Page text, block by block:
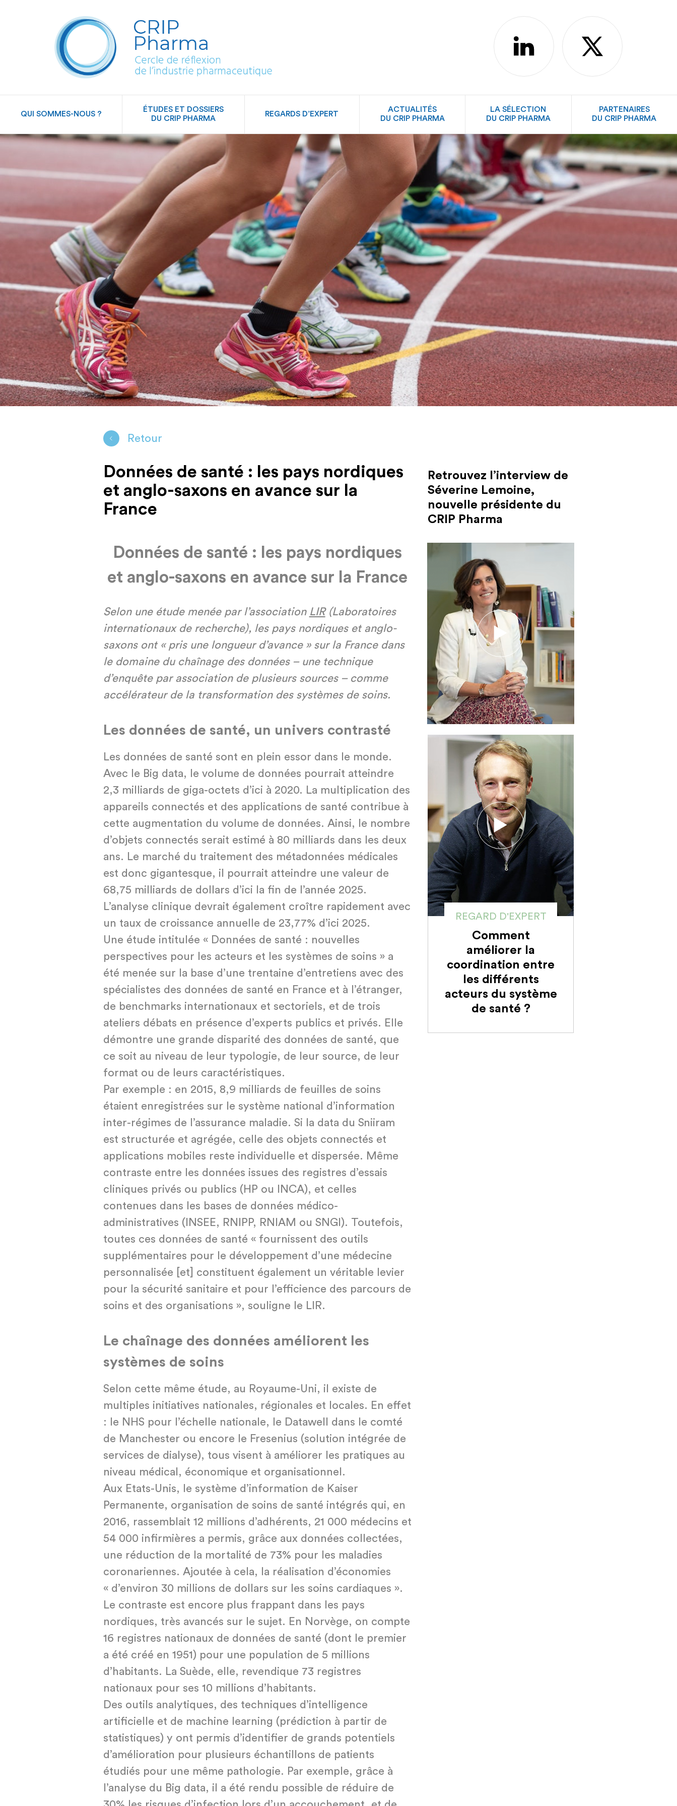
linkedin X
QUI SOMMES-NOUS ?
ÉTUDES ET DOSSIERS
DU CRIP PHARMA
REGARDS D’EXPERT
ACTUALITÉS
DU CRIP PHARMA
LA SÉLECTION
DU CRIP PHARMA
PARTENAIRES
DU CRIP PHARMA
Retour
Données de santé : les pays nordiques
et anglo-saxons en avance sur la
France
Données de santé : les pays nordiques
et anglo-saxons en avance sur la France
Selon une étude menée par l’association LIR(Laboratoires
internationaux de recherche), les pays nordiques et anglo-
saxons ont « pris une longueur d’avance » sur la France dans
le domaine du chaînage des données – une technique
d’enquête par association de plusieurs sources – comme
accélérateur de la transformation des systèmes de soins.
Les données de santé, un univers contrasté
Les données de santé sont en plein essor dans le monde.
Avec le Big data, le volume de données pourrait atteindre
2,3 milliards de giga-octets d’ici à 2020. La multiplication des
appareils connectés et des applications de santé contribue à
cette augmentation du volume de données. Ainsi, le nombre
d’objets connectés serait estimé à 80 milliards dans les deux
ans. Le marché du traitement des métadonnées médicales
est donc gigantesque, il pourrait atteindre une valeur de
68,75 milliards de dollars d’ici la fin de l’année 2025.
L’analyse clinique devrait également croître rapidement avec
un taux de croissance annuelle de 23,77% d’ici 2025.
Une étude intitulée « Données de santé : nouvelles
perspectives pour les acteurs et les systèmes de soins » a
été menée sur la base d’une trentaine d’entretiens avec des
spécialistes des données de santé en France et à l’étranger,
de benchmarks internationaux et sectoriels, et de trois
ateliers débats en présence d’experts publics et privés. Elle
démontre une grande disparité des données de santé, que
ce soit au niveau de leur typologie, de leur source, de leur
format ou de leurs caractéristiques.
Par exemple : en 2015, 8,9 milliards de feuilles de soins
étaient enregistrées sur le système national d’information
inter-régimes de l’assurance maladie. Si la data du Sniiram
est structurée et agrégée, celle des objets connectés et
applications mobiles reste individuelle et dispersée. Même
contraste entre les données issues des registres d’essais
cliniques privés ou publics (HP ou INCA), et celles
contenues dans les bases de données médico-
administratives (INSEE, RNIPP, RNIAM ou SNGI). Toutefois,
toutes ces données de santé « fournissent des outils
supplémentaires pour le développement d’une médecine
personnalisée [et] constituent également un véritable levier
pour la sécurité sanitaire et pour l’efficience des parcours de
soins et des organisations », souligne le LIR.
Le chaînage des données améliorent les
systèmes de soins
Selon cette même étude, au Royaume-Uni, il existe de
multiples initiatives nationales, régionales et locales. En effet
: le NHS pour l’échelle nationale, le Datawell dans le comté
de Manchester ou encore le Fresenius (solution intégrée de
services de dialyse), tous visent à améliorer les pratiques au
niveau médical, économique et organisationnel.
Aux Etats-Unis, le système d’information de Kaiser
Permanente, organisation de soins de santé intégrés qui, en
2016, rassemblait 12 millions d’adhérents, 21 000 médecins et
54 000 infirmières a permis, grâce aux données collectées,
une réduction de la mortalité de 73% pour les maladies
coronariennes. Ajoutée à cela, la réalisation d’économies
« d’environ 30 millions de dollars sur les soins cardiaques ».
Le contraste est encore plus frappant dans les pays
nordiques, très avancés sur le sujet. En Norvège, on compte
16 registres nationaux de données de santé (dont le premier
a été créé en 1951) pour une population de 5 millions
d’habitants. La Suède, elle, revendique 73 registres
nationaux pour ses 10 millions d’habitants.
Des outils analytiques, des techniques d’intelligence
artificielle et de machine learning (prédiction à partir de
statistiques) y ont permis d’identifier de grands potentiels
d’amélioration pour plusieurs échantillons de patients
étudiés pour une même pathologie. Par exemple, grâce à
l’analyse du Big data, il a été rendu possible de réduire de
Retrouvez l’interview de
Séverine Lemoine,
nouvelle présidente du
CRIP Pharma
REGARD D'EXPERT
Comment
améliorer la
coordination entre
les différents
acteurs du système
de santé ?